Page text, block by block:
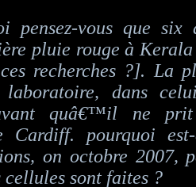
pensez-vous que six
pluie rouge à
recherches ?]. La
dans
avant quâ€™il ne
Cardiff. pourquoi
on octobre 2007,
sont faites ?